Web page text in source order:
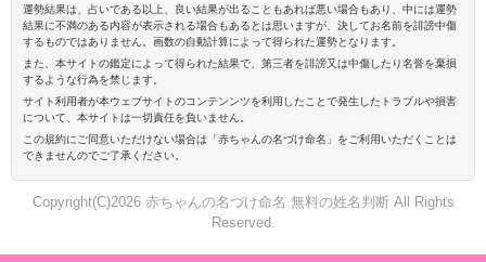
運勢結果は、占いである以上、良い結果が出ることもあれば悪い場合もあり、中には運勢
結果に不満のある内容が表示される場合もあるとは思いますが、決してお名前を誹謗中傷
するものではありません。画数の自動計算によって得られた運勢となります。
また、本サイトの鑑定によって得られた結果で、第三者を誹謗又は中傷したり名誉を棄損
するような行為を禁じます。
サイト利用者が本ウェブサイトのコンテンンツを利用したことで発生したトラブルや損害
について、本サイトは一切責任を負いません。
この規約にご同意いただけない場合は「赤ちゃんの名づけ命名」をご利用いただくことは
できませんのでご了承ください。
Copyright(C)2026 赤ちゃんの名づけ命名 無料の姓名判断 All Rights
Reserved.